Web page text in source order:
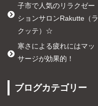
子市で人気のリラクゼー
ションサロンRakutte（ラ
クッテ）☆
寒さによる疲れにはマッ
サージが効果的！
ブログカテゴリー